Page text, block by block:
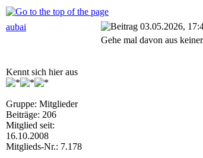
aubai 03.05.2026,
Kennt sich hier aus
Gruppe: Mitglieder
Beiträge: 206
Mitglied seit:
16.10.2008
Mitglieds-Nr.: 7.178
Gehe mal davon aus